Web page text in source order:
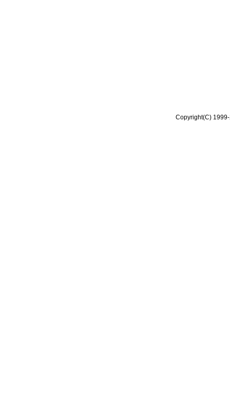
Copyright(C)